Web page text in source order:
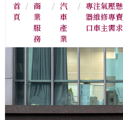
首
頁
/ 商
業
服
務
/ 汽
車
產
業
/ 專注氣壓
器維修專
口車主需求